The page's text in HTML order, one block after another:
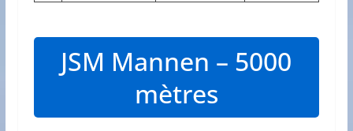
JSM Mannen – 5000
mètres